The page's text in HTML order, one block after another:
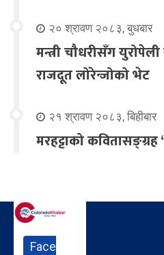
२० श्रावण २०८३, बुधबार
मन्त्री चौधरीसँग
राजदूत लोरेन्जोको भेट
२१ श्रावण २०८३, बिहीबार
मरहट्टाको कवितासङ्ग्रह
Face